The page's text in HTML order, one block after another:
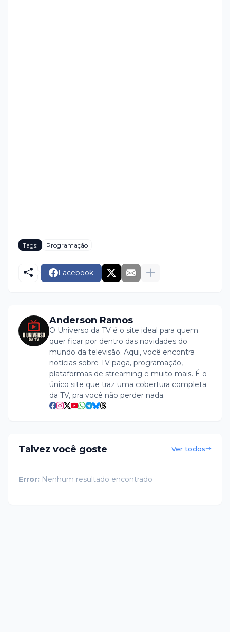
Tags: Programação
Facebook
Anderson Ramos
O Universo da TV é o site ideal para quem
quer ficar por dentro das novidades do
mundo da televisão. Aqui, você encontra
notícias sobre TV paga, programação,
plataformas de streaming e muito mais. É o
único site que traz uma cobertura completa
da TV, pra você não perder nada.
Talvez você goste Ver todos
Error: Nenhum resultado encontrado